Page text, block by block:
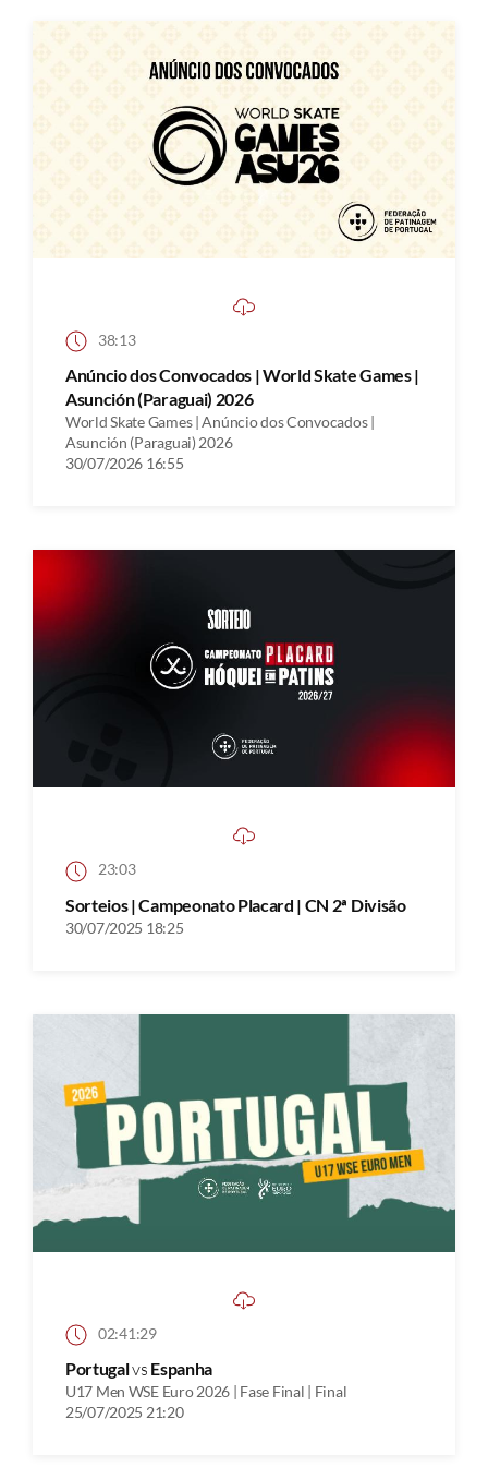
38:13
Anúncio dos Convocados | World Skate Games |
Asunción (Paraguai) 2026
World Skate Games | Anúncio dos Convocados |
Asunción (Paraguai) 2026
30/07/2026 16:55
23:03
Sorteios | Campeonato Placard | CN 2ª Divisão
30/07/2025 18:25
02:41:29
Portugalvs Espanha
U17 Men WSE Euro 2026 | Fase Final | Final
25/07/2025 21:20